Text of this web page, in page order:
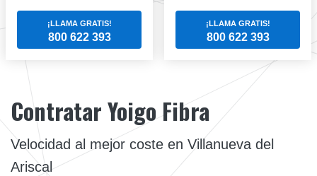
¡LLAMA GRATIS!
800 622 393
¡LLAMA GRATIS!
800 622 393
Contratar Yoigo Fibra
Velocidad al mejor coste en Villanueva del
Ariscal